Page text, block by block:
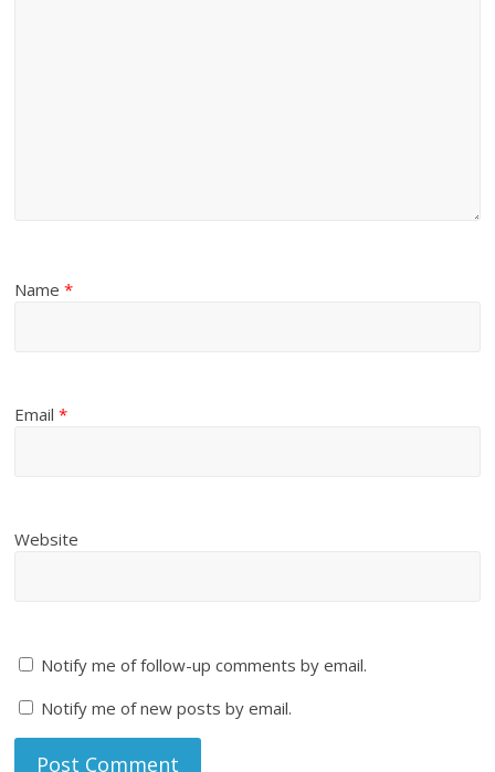
Name*
Email*
Website
Notify me of follow-up comments by email.
Notify me of new posts by email.